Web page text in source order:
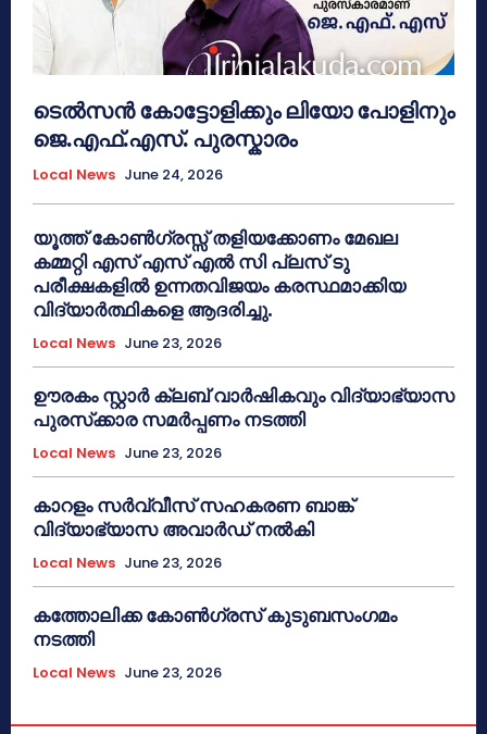
ടെൽസൻ കോട്ടോളിക്കും ലിയോ പോളിനും
ജെ.എഫ്.എസ്. പുരസ്കാരം
Local News June 24, 2026
യൂത്ത് കോൺഗ്രസ്സ് തളിയക്കോണം മേഖല
കമ്മറ്റി എസ് എസ് എൽ സി പ്ലസ് ടു
പരീക്ഷകളിൽ ഉന്നതവിജയം കരസ്ഥമാക്കിയ
വിദ്യാർത്ഥികളെ ആദരിച്ചു.
Local News June 23, 2026
ഊരകം സ്റ്റാർ ക്ലബ് വാർഷികവും വിദ്യാഭ്യാസ
പുരസ്‌ക്കാര സമർപ്പണം നടത്തി
Local News June 23, 2026
കാറളം സർവ്വീസ് സഹകരണ ബാങ്ക്
വിദ്യാഭ്യാസ അവാർഡ് നൽകി
Local News June 23, 2026
കത്തോലിക്ക കോൺഗ്രസ് കുടുബസംഗമം
നടത്തി
Local News June 23, 2026